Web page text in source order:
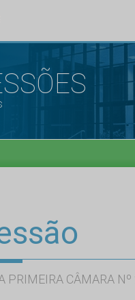
PRIMEIRA CÂMARA